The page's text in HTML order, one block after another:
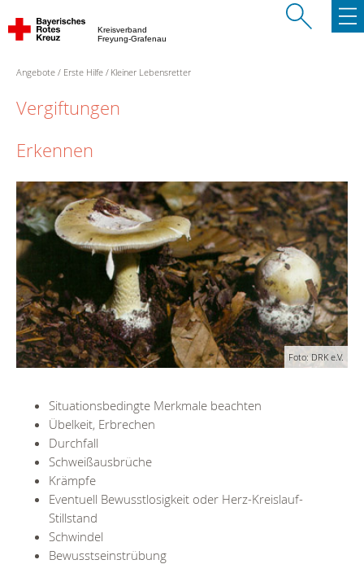
Kreisverband
Freyung-Grafenau
Angebote Erste Hilfe Kleiner Lebensretter
Vergiftungen
Erkennen
Foto: DRK e.V.
Situationsbedingte Merkmale beachten
Übelkeit, Erbrechen
Durchfall
Schweißausbrüche
Krämpfe
Eventuell Bewusstlosigkeit oder Herz-Kreislauf-
Stillstand
Schwindel
Bewusstseinstrübung